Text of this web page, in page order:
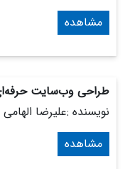
مشاهده
طراحی وب‌سایت
نویسنده :علیرضا الهامی
مشاهده